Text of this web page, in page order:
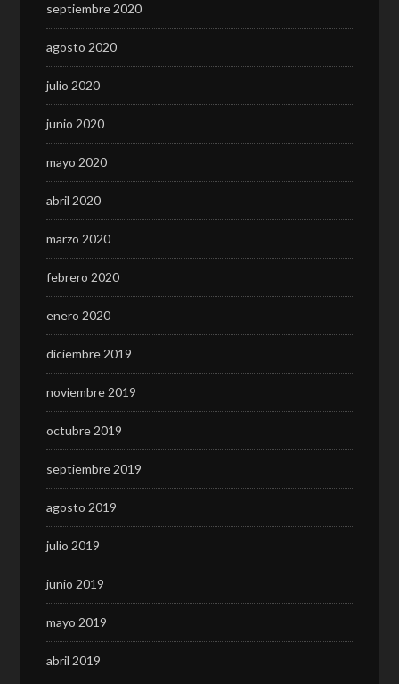
septiembre 2020
agosto 2020
julio 2020
junio 2020
mayo 2020
abril 2020
marzo 2020
febrero 2020
enero 2020
diciembre 2019
noviembre 2019
octubre 2019
septiembre 2019
agosto 2019
julio 2019
junio 2019
mayo 2019
abril 2019